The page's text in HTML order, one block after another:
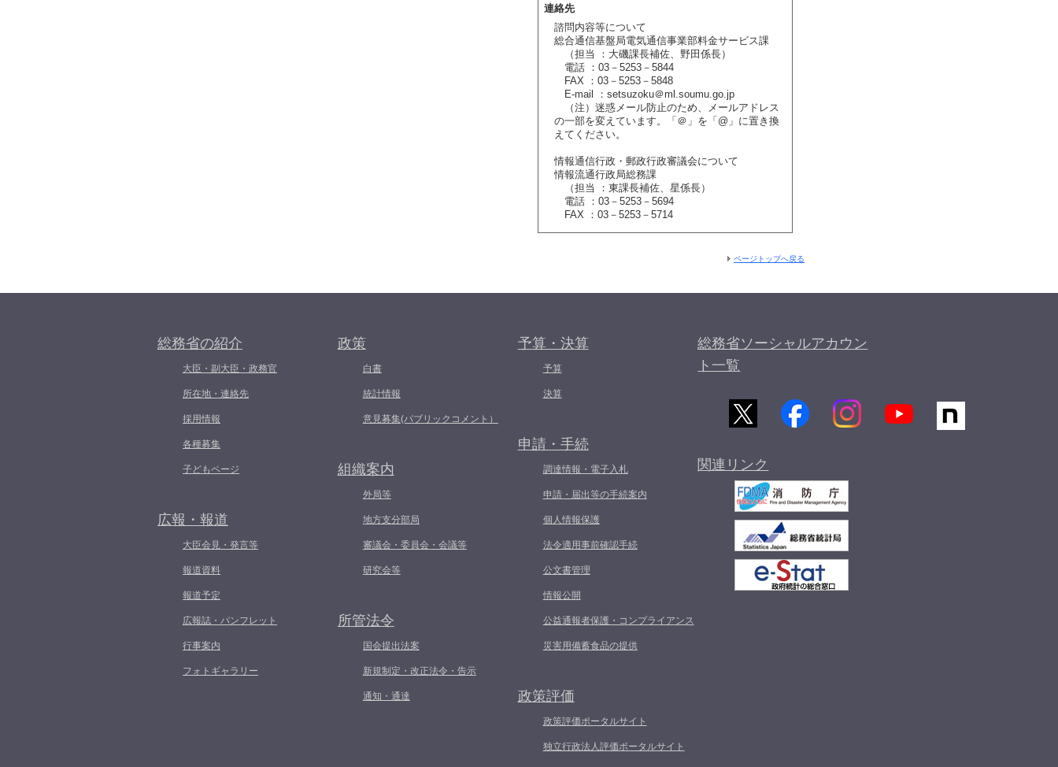
連絡先
諮問内容等について
総合通信基盤局電気通信事業部料金サービス課
（担当 ：大磯課長補佐、野田係長）
電話 ：03－5253－5844
FAX ：03－5253－5848
E-mail ：setsuzoku＠ml.soumu.go.jp
（注）迷惑メール防止のため、メールアドレス
の一部を変えています。「＠」を「@」に置き換
えてください。
情報通信行政・郵政行政審議会について
情報流通行政局総務課
（担当 ：東課長補佐、星係長）
電話 ：03－5253－5694
FAX ：03－5253－5714
ページトップへ戻る
総務省の紹介
大臣・副大臣・政務官
所在地・連絡先
採用情報
各種募集
子どもページ
広報・報道
大臣会見・発言等
報道資料
報道予定
広報誌・パンフレット
行事案内
フォトギャラリー
政策
白書
統計情報
意見募集(パブリックコメント）
組織案内
外局等
地方支分部局
審議会・委員会・会議等
研究会等
所管法令
国会提出法案
新規制定・改正法令・告示
通知・通達
予算・決算
予算
決算
申請・手続
調達情報・電子入札
申請・届出等の手続案内
個人情報保護
法令適用事前確認手続
公文書管理
情報公開
公益通報者保護・コンプライアンス
災害用備蓄食品の提供
政策評価
政策評価ポータルサイト
独立行政法人評価ポータルサイト
総務省ソーシャルアカウン
ト一覧
関連リンク